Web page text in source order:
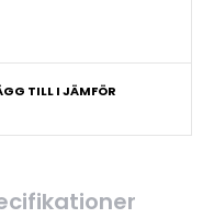
TILL I JÄMFÖR